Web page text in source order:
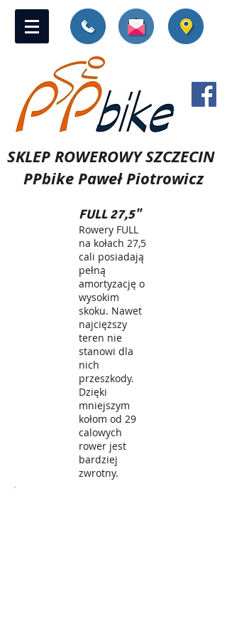
SKLEP ROWEROWY SZCZECIN
PPbike Paweł Piotrowicz
FULL 27,5"
Rowery FULL
na kołach 27,5
cali posiadają
pełną
amortyzację o
wysokim
skoku. Nawet
najcięższy
teren nie
stanowi dla
nich
przeszkody.
Dzięki
mniejszym
kołom od 29
calowych
rower jest
bardziej
zwrotny.